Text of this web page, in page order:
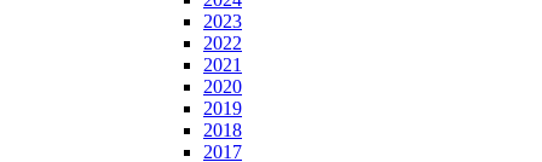
2023
2022
2021
2020
2019
2018
2017